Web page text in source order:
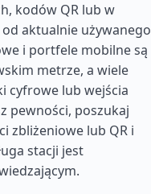
kodów QR lub w
aktualnie używanego
i portfele mobilne są
metrze, a wiele
cyfrowe lub wejścia
pewności, poszukaj
zbliżeniowe lub QR i
stacji jest